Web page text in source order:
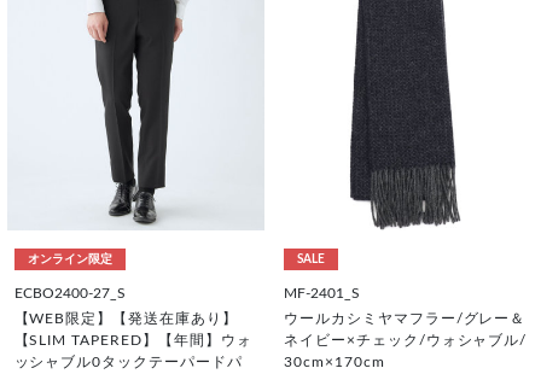
オンライン限定
ECBO2400-27_S
【WEB限定】【発送在庫あり】
【SLIM TAPERED】【年間】ウォ
ッシャブル0タックテーパードパ
SALE
MF-2401_S
ウールカシミヤマフラー/グレー＆
ネイビー×チェック/ウォシャブル/
30cm×170cm